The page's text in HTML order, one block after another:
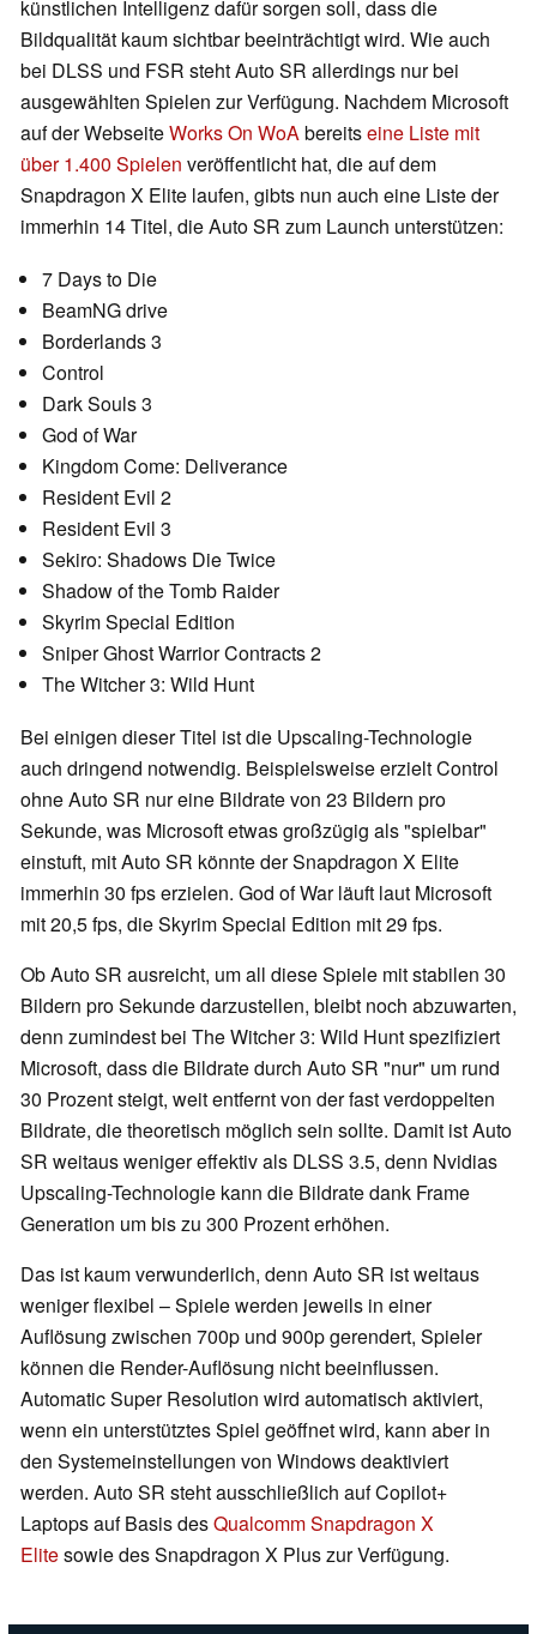
künstlichen Intelligenz dafür sorgen soll, dass die
Bildqualität kaum sichtbar beeinträchtigt wird. Wie auch
bei DLSS und FSR steht Auto SR allerdings nur bei
ausgewählten Spielen zur Verfügung. Nachdem Microsoft
auf der WebseiteWorks On WoAbereitseine Liste mit
über 1.400 Spielen veröffentlicht hat, die auf dem
Snapdragon X Elite laufen, gibts nun auch eine Liste der
immerhin 14 Titel, die Auto SR zum Launch unterstützen:
7 Days to Die
BeamNG drive
Borderlands 3
Control
Dark Souls 3
God of War
Kingdom Come: Deliverance
Resident Evil 2
Resident Evil 3
Sekiro: Shadows Die Twice
Shadow of the Tomb Raider
Skyrim Special Edition
Sniper Ghost Warrior Contracts 2
The Witcher 3: Wild Hunt
Bei einigen dieser Titel ist die Upscaling-Technologie
auch dringend notwendig. Beispielsweise erzielt Control
ohne Auto SR nur eine Bildrate von 23 Bildern pro
Sekunde, was Microsoft etwas großzügig als "spielbar"
einstuft, mit Auto SR könnte der Snapdragon X Elite
immerhin 30 fps erzielen. God of War läuft laut Microsoft
mit 20,5 fps, die Skyrim Special Edition mit 29 fps.
Ob Auto SR ausreicht, um all diese Spiele mit stabilen 30
Bildern pro Sekunde darzustellen, bleibt noch abzuwarten,
denn zumindest bei The Witcher 3: Wild Hunt spezifiziert
Microsoft, dass die Bildrate durch Auto SR "nur" um rund
30 Prozent steigt, weit entfernt von der fast verdoppelten
Bildrate, die theoretisch möglich sein sollte. Damit ist Auto
SR weitaus weniger effektiv als DLSS 3.5, denn Nvidias
Upscaling-Technologie kann die Bildrate dank Frame
Generation um bis zu 300 Prozent erhöhen.
Das ist kaum verwunderlich, denn Auto SR ist weitaus
weniger flexibel – Spiele werden jeweils in einer
Auflösung zwischen 700p und 900p gerendert, Spieler
können die Render-Auflösung nicht beeinflussen.
Automatic Super Resolution wird automatisch aktiviert,
wenn ein unterstütztes Spiel geöffnet wird, kann aber in
den Systemeinstellungen von Windows deaktiviert
werden. Auto SR steht ausschließlich auf Copilot+
Laptops auf Basis desQualcomm Snapdragon X
Elitesowie des Snapdragon X Plus zur Verfügung.